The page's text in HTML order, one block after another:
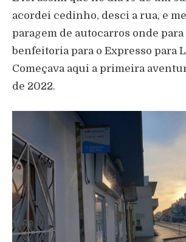
acordei cedinho, desci a rua, e
paragem de autocarros onde
benfeitoria para o Expresso para
Começava aqui a primeira
de 2022.